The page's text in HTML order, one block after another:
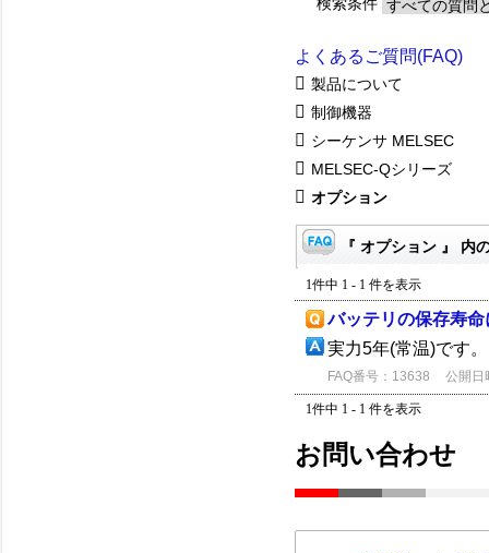
よくあるご質問(FAQ)
製品について
制御機器
シーケンサ MELSEC
MELSEC-Qシリーズ
オプション
『 オプション 』 内
1件中 1 - 1 件を表示
バッテリの保存寿命
実力5年(常温)です
FAQ番号：13638 公開日
1件中 1 - 1 件を表示
お問い合わせ